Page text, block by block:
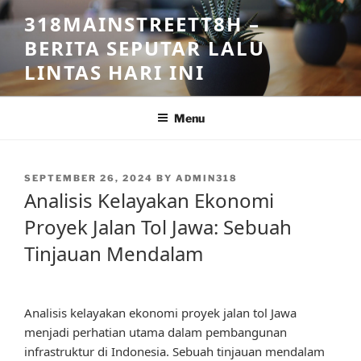
Skip
to
content
318MAINSTREETT8H –
BERITA SEPUTAR LALU
LINTAS HARI INI
Menu
POSTED
SEPTEMBER 26, 2024 BY ADMIN318
Analisis Kelayakan Ekonomi
Proyek Jalan Tol Jawa: Sebuah
Tinjauan Mendalam
Analisis kelayakan ekonomi proyek jalan tol Jawa
menjadi perhatian utama dalam pembangunan
infrastruktur di Indonesia. Sebuah tinjauan mendalam